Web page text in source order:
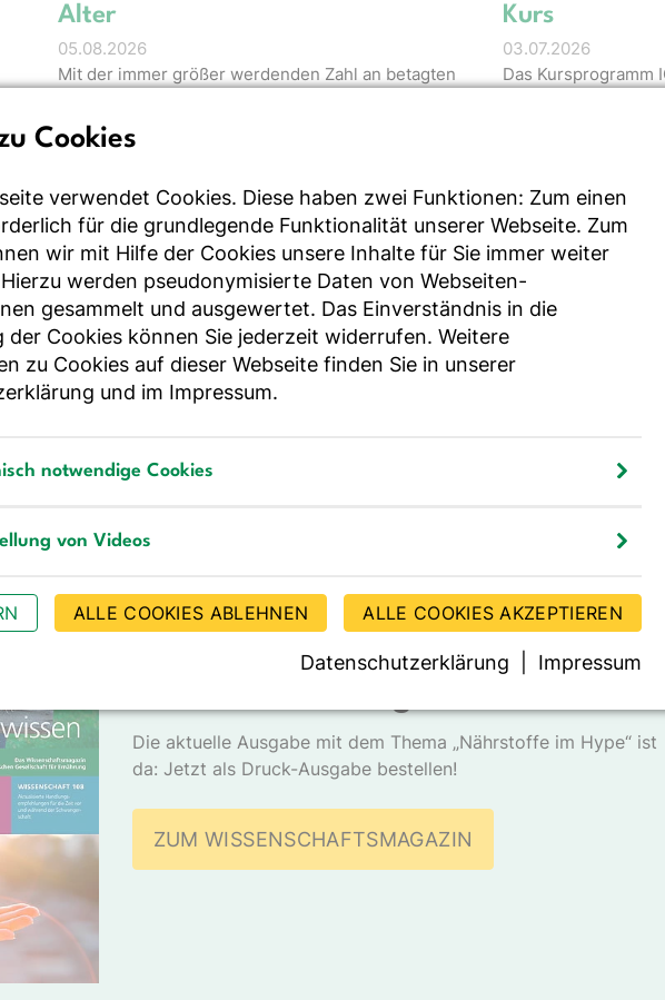
Alter
05.08.2026
Mit der immer größer werdenden Zahl an betagten
sich die Frage, wie Gesundheit, …
Kurs
03.07.2026
Das Kursprogramm
Jahren erfolgreich
angeboten. Ab
PRESSEINFORMATION
Methodenpapier zur Optimierung
von Ernährungsempfehlungen
30.06.2026
Gesundheit und Umwelt gehen Hand in Hand. Das
im Food & Nutrition Research veröffentlichte neue
Methodenpapier „Investigations o…
BLOG
soziale
25.06.2026
Wie viele
materieller als
betroffen sind,
DGE - MEDIEN
DGEwissen – Das
Die aktuelle Ausgabe mit dem Thema „Nährstoffe im Hype“ ist
da: Jetzt als Druck-Ausgabe bestellen!
ZUM WISSENSCHAFTSMAGAZIN
Cookies
verwendet Cookies. Diese haben zwei Funktionen: Zum einen
für die grundlegende Funktionalität unserer Webseite. Zum
wir mit Hilfe der Cookies unsere Inhalte für Sie immer weiter
werden pseudonymisierte Daten von Webseiten-
gesammelt und ausgewertet. Das Einverständnis in die
der Cookies können Sie jederzeit widerrufen. Weitere
zu Cookies auf dieser Webseite finden Sie in unserer
und im Impressum.
notwendige Cookies
von Videos
ALLE COOKIES ABLEHNEN ALLE COOKIES AKZEPTIEREN
Datenschutzerklärung Impressum